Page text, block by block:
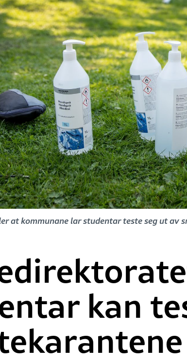
at kommunane lar studentar teste seg ut
kan